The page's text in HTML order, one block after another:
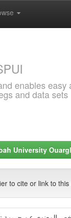
enables
and data sets
University
to cite or link to this